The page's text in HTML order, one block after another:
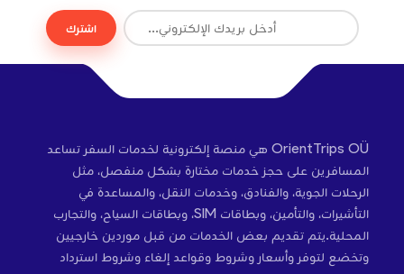
اشترك
OrientTrips OÜ هي منصة إلكترونية لخدمات السفر تساعد
المسافرين على حجز خدمات مختارة بشكل منفصل، مثل
الرحلات الجوية، والفنادق، وخدمات النقل، والمساعدة في
التأشيرات، والتأمين، وبطاقات SIM، وبطاقات السياح، والتجارب
المحلية.يتم تقديم بعض الخدمات من قبل موردين خارجيين
وتخضع لتوفر وأسعار وشروط وقواعد إلغاء وشروط استرداد